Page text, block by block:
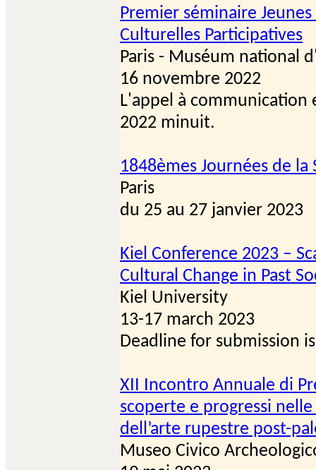
Premier séminaire Jeunes
Culturelles Participatives
Paris - Muséum national
16 novembre 2022
L'appel à
2022 minuit.
1848èmes Journées de
Paris
du 25 au 27 janvier 2023
Kiel Conference 2023 –
Cultural Change in Past
Kiel University
13-17 march 2023
Deadline for submission
XII Incontro Annuale di
scoperte e progressi
dell’arte rupestre post-
Museo Civico